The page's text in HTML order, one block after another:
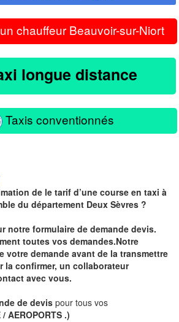
chauffeur Beauvoir-sur-Niort
longue distance
Taxis conventionnés
de le tarif d’une course en taxi à
du département Deux Sèvres ?
notre formulaire de demande devis.
toutes vos demandes.Notre
votre demande avant de la transmettre
la confirmer, un collaborateur
avec vous.
de devis pour tous vos
/ AEROPORTS .)